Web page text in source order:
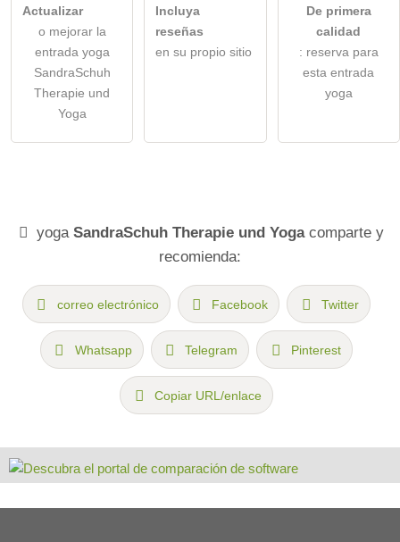
Actualizar
o mejorar la
entrada yoga
SandraSchuh
Therapie und
Yoga
Incluya
reseñas
en su propio sitio
De primera
calidad
: reserva para
esta entrada
yoga
yogaSandraSchuh Therapie und Yogacomparte y
recomienda:
correo electrónico Facebook Twitter
Whatsapp Telegram Pinterest
Copiar URL/enlace